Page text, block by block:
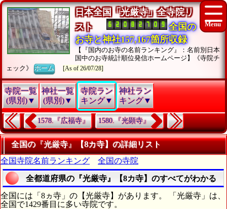
日本全国「光厳寺」全寺院リ
スト
全国の
お寺と神社157,167箇所収録
【『国内のお寺の名前ランキング』：名前別日本
国中のお寺統計順位発信ホームページ】《寺院チ
ェック》ホーム [As of 26/07/28]
寺院一覧
(県別)▼
神社一覧
(県別)▼
寺院ラン
キング▼
神社ラン
キング▼
1578.『広福寺』 1580.『光顕寺』
全国の『光厳寺』【8カ寺】の詳細リスト
全国寺院名前ランキング
全国の寺院
全都道府県の『光厳寺』【8カ寺】のすべてがわかる
全国には「8ヵ寺」の【光厳寺】があります。 「光厳寺」は、
全国で1429番目に多い寺院です。